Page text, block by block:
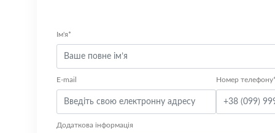
Ім'я*
E-mail Номер
Додаткова інформація